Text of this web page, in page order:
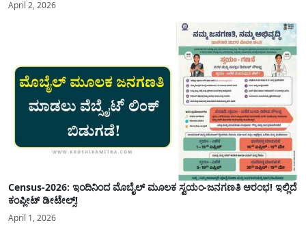
April 2, 2026
Census-2026: ಇಂದಿನಿಂದ ಮೊಬೈಲ್ ಮೂಲಕ ಸ್ವಯಂ-ಜನಗಣತಿ ಆರಂಭ! ಇಲ್ಲಿದೆ
ಕಂಪ್ಲೀಟ್ ಡೀಟೇಲ್ಸ್!
April 1, 2026